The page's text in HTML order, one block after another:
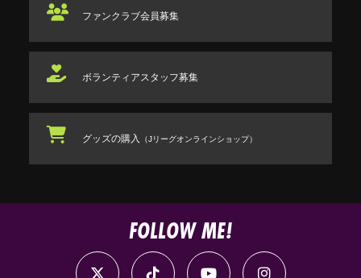
ファンクラブ会員募集
ボランティアスタッフ募集
グッズの購入 （Jリーグオンラインショップ）
FOLLOW ME!